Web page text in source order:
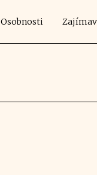
Osobnosti